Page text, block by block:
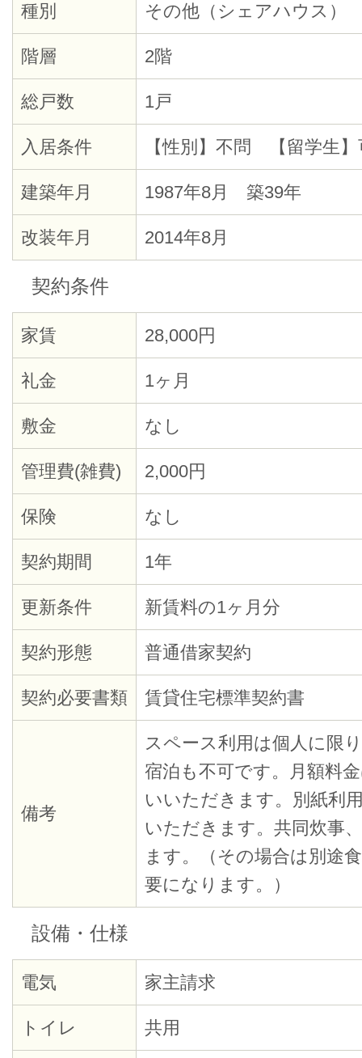
種別 その他（シェアハウス）
階層 2階
総戸数 1戸
入居条件 【性別】不問 【留学生】
建築年月 1987年8月 築39年
改装年月 2014年8月
契約条件
家賃 28,000円
礼金 1ヶ月
敷金 なし
管理費(雑費) 2,000円
保険 なし
契約期間 1年
更新条件 新賃料の1ヶ月分
契約形態 普通借家契約
契約必要書類 賃貸住宅標準契約書
備考
スペース利用は個人に限
宿泊も不可です。月額料
いいただきます。別紙利
いただきます。共同炊事
ます。（その場合は別途
要になります。）
設備・仕様
電気 家主請求
トイレ 共用